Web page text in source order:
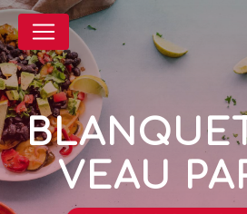
BLANQUETTE DE
VEAU
Panneau de gestion des cookies